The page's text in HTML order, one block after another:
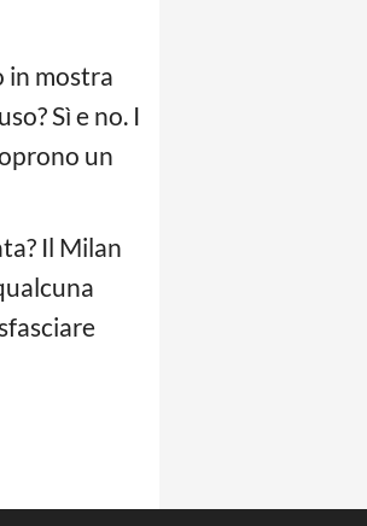
in mostra
Sì e no. I
un
Il Milan